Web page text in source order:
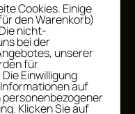
Website in
Cookies. Einige
den Warenkorb)
nicht-
bei der
unserer
für
Einwilligung
auf
personenbezogener
Klicken Sie auf